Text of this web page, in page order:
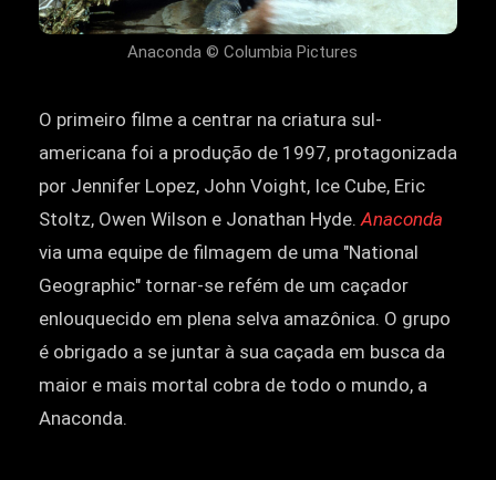
Anaconda © Columbia Pictures
O primeiro filme a centrar na criatura sul-
americana foi a produção de 1997, protagonizada
por Jennifer Lopez, John Voight, Ice Cube, Eric
Stoltz, Owen Wilson e Jonathan Hyde. Anaconda
via uma equipe de filmagem de uma "National
Geographic" tornar-se refém de um caçador
enlouquecido em plena selva amazônica. O grupo
é obrigado a se juntar à sua caçada em busca da
maior e mais mortal cobra de todo o mundo, a
Anaconda.